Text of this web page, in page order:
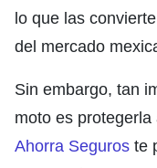
lo que las
del mercado
Sin embargo, tan
moto es
Ahorra Seguros te